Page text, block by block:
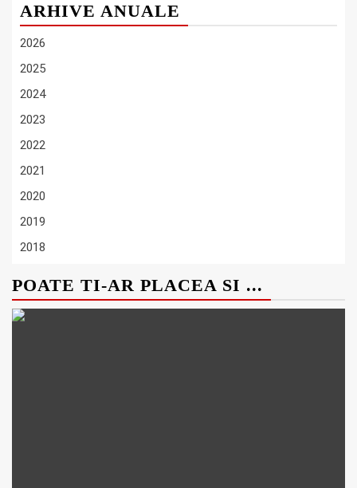
ARHIVE ANUALE
2026
2025
2024
2023
2022
2021
2020
2019
2018
POATE TI-AR PLACEA SI ...